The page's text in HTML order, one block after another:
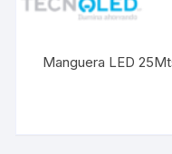
Manguera LED